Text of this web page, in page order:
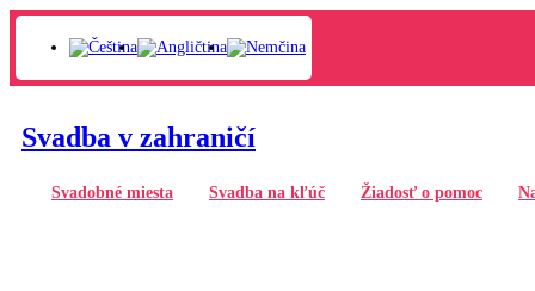
Svadba v zahraničí
Svadobné miesta Svadba na kľúč Žiadosť o pomoc